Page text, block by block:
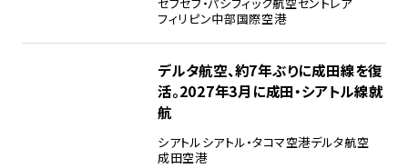
フィリピン中部国際空港
デルタ航空、約7年ぶりに成田線を復
活。2027年3月に成田・シアトル線就
航
シアトルシアトル・タコマ空港デルタ航空
成田空港